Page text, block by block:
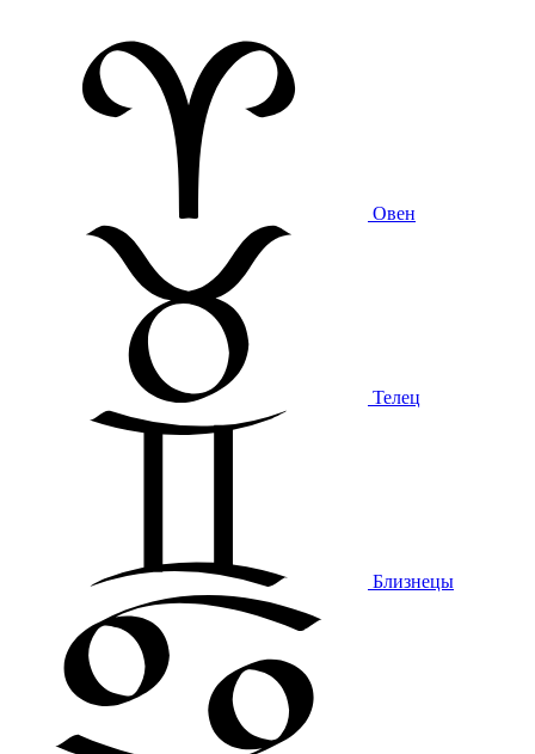
Овен
Телец
Близнецы